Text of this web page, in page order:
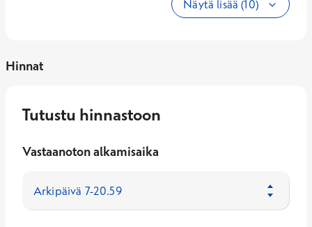
Näytä lisää (10)
Hinnat
Tutustu hinnastoon
Vastaanoton alkamisaika